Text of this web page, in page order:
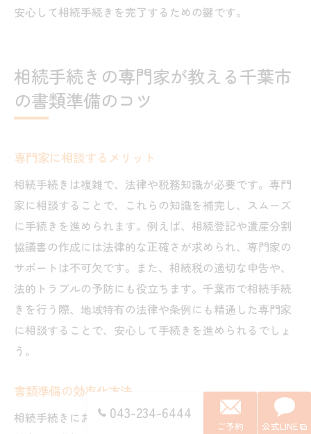
安心して相続手続きを完了するための鍵です。
相続手続きの専門家が教える千葉市
の書類準備のコツ
専門家に相談するメリット
相続手続きは複雑で、法律や税務知識が必要です。専門
家に相談することで、これらの知識を補完し、スムーズ
に手続きを進められます。例えば、相続登記や遺産分割
協議書の作成には法律的な正確さが求められ、専門家の
サポートは不可欠です。また、相続税の適切な申告や、
法的トラブルの予防にも役立ちます。千葉市で相続手続
きを行う際、地域特有の法律や条例にも精通した専門家
に相談することで、安心して手続きを進められるでしょ
う。
書類準備の効率化方法
相続手続きにおいて必要な書類は多岐にわたりますが、
043-234-6444
ご予約 公式LINE